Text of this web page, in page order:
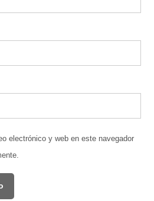
electrónico y web en este navegador